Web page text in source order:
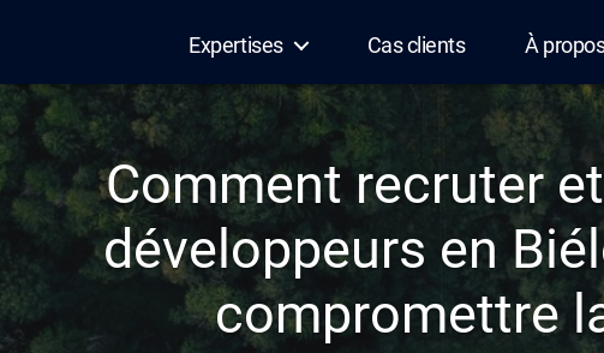
Expertises Cas clients À
Comment recruter
développeurs en
compromettre